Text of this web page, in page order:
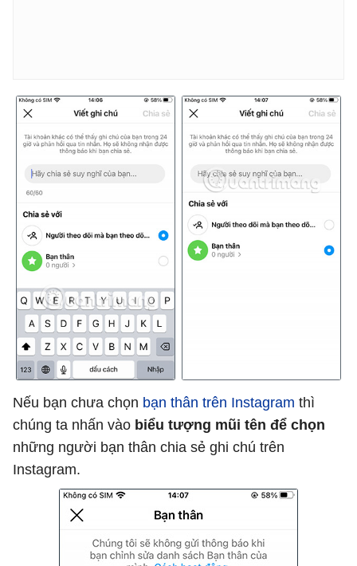
Nếu bạn chưa chọn bạn thân trên Instagram thì
chúng ta nhấn vào biểu tượng mũi tên để chọn
những người bạn thân chia sẻ ghi chú trên
Instagram.